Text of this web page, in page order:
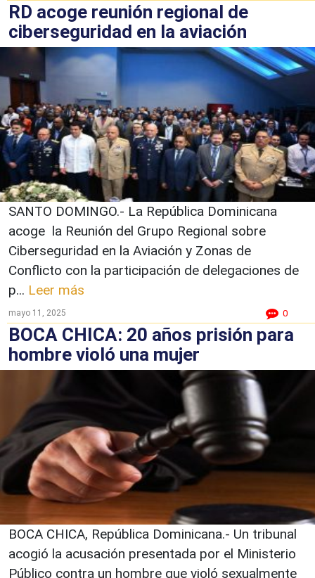
RD acoge reunión regional de
ciberseguridad en la aviación
SANTO DOMINGO.- La República Dominicana
acoge la Reunión del Grupo Regional sobre
Ciberseguridad en la Aviación y Zonas de
Conflicto con la participación de delegaciones de
p... Leer más
mayo 11, 2025 0
BOCA CHICA: 20 años prisión para
hombre violó una mujer
BOCA CHICA, República Dominicana.- Un tribunal
acogió la acusación presentada por el Ministerio
Público contra un hombre que violó sexualmente